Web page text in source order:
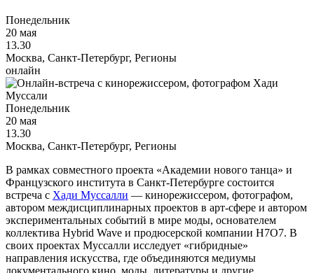
Понедельник
20 мая
13.30
Москва, Санкт-Петербург, Регионы
онлайн
Понедельник
20 мая
13.30
Москва, Санкт-Петербург, Регионы
В рамках совместного проекта «Академии нового танца» и
Французского института в Санкт-Петербурге состоится
встреча с Хади Муссалли — кинорежиссером, фотографом,
автором междисциплинарных проектов в арт-сфере и автором
экспериментальных событий в мире моды, основателем
коллектива Hybrid Wave и продюсерской компании H7O7. В
своих проектах Муссалли исследует «гибридные»
направления искусства, где объединяются медиумы
документального кино, моды, литературы и другие.